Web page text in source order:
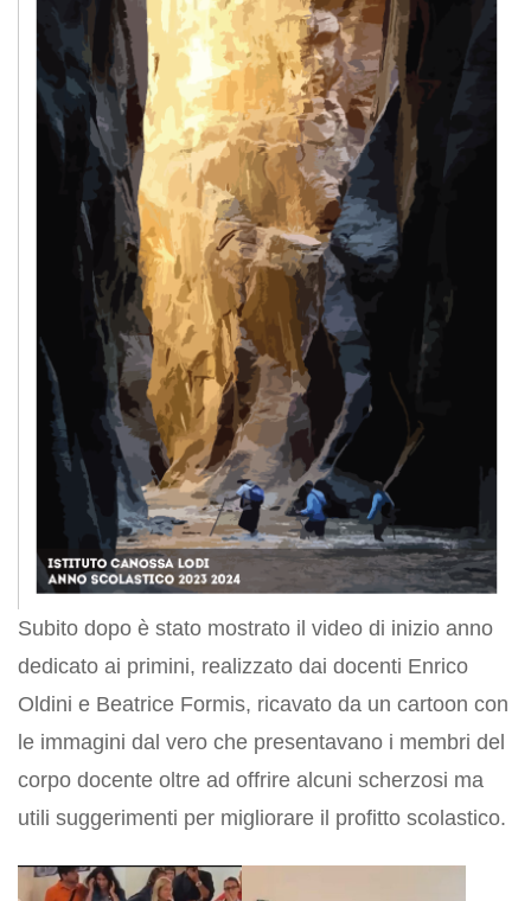
Subito dopo è stato mostrato il video di inizio anno
dedicato ai primini, realizzato dai docenti Enrico
Oldini e Beatrice Formis, ricavato da un cartoon con
le immagini dal vero che presentavano i membri del
corpo docente oltre ad offrire alcuni scherzosi ma
utili suggerimenti per migliorare il profitto scolastico.